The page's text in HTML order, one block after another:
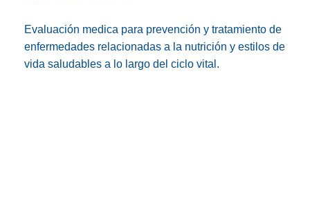
Evaluación medica para prevención y tratamiento de
enfermedades relacionadas a la nutrición y estilos de
vida saludables a lo largo del ciclo vital.